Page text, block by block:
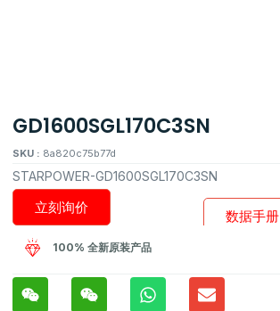
GD1600SGL170C3SN
SKU : 8a820c75b77d
STARPOWER-GD1600SGL170C3SN
数据手册
立刻询价
100% 全新原装产品